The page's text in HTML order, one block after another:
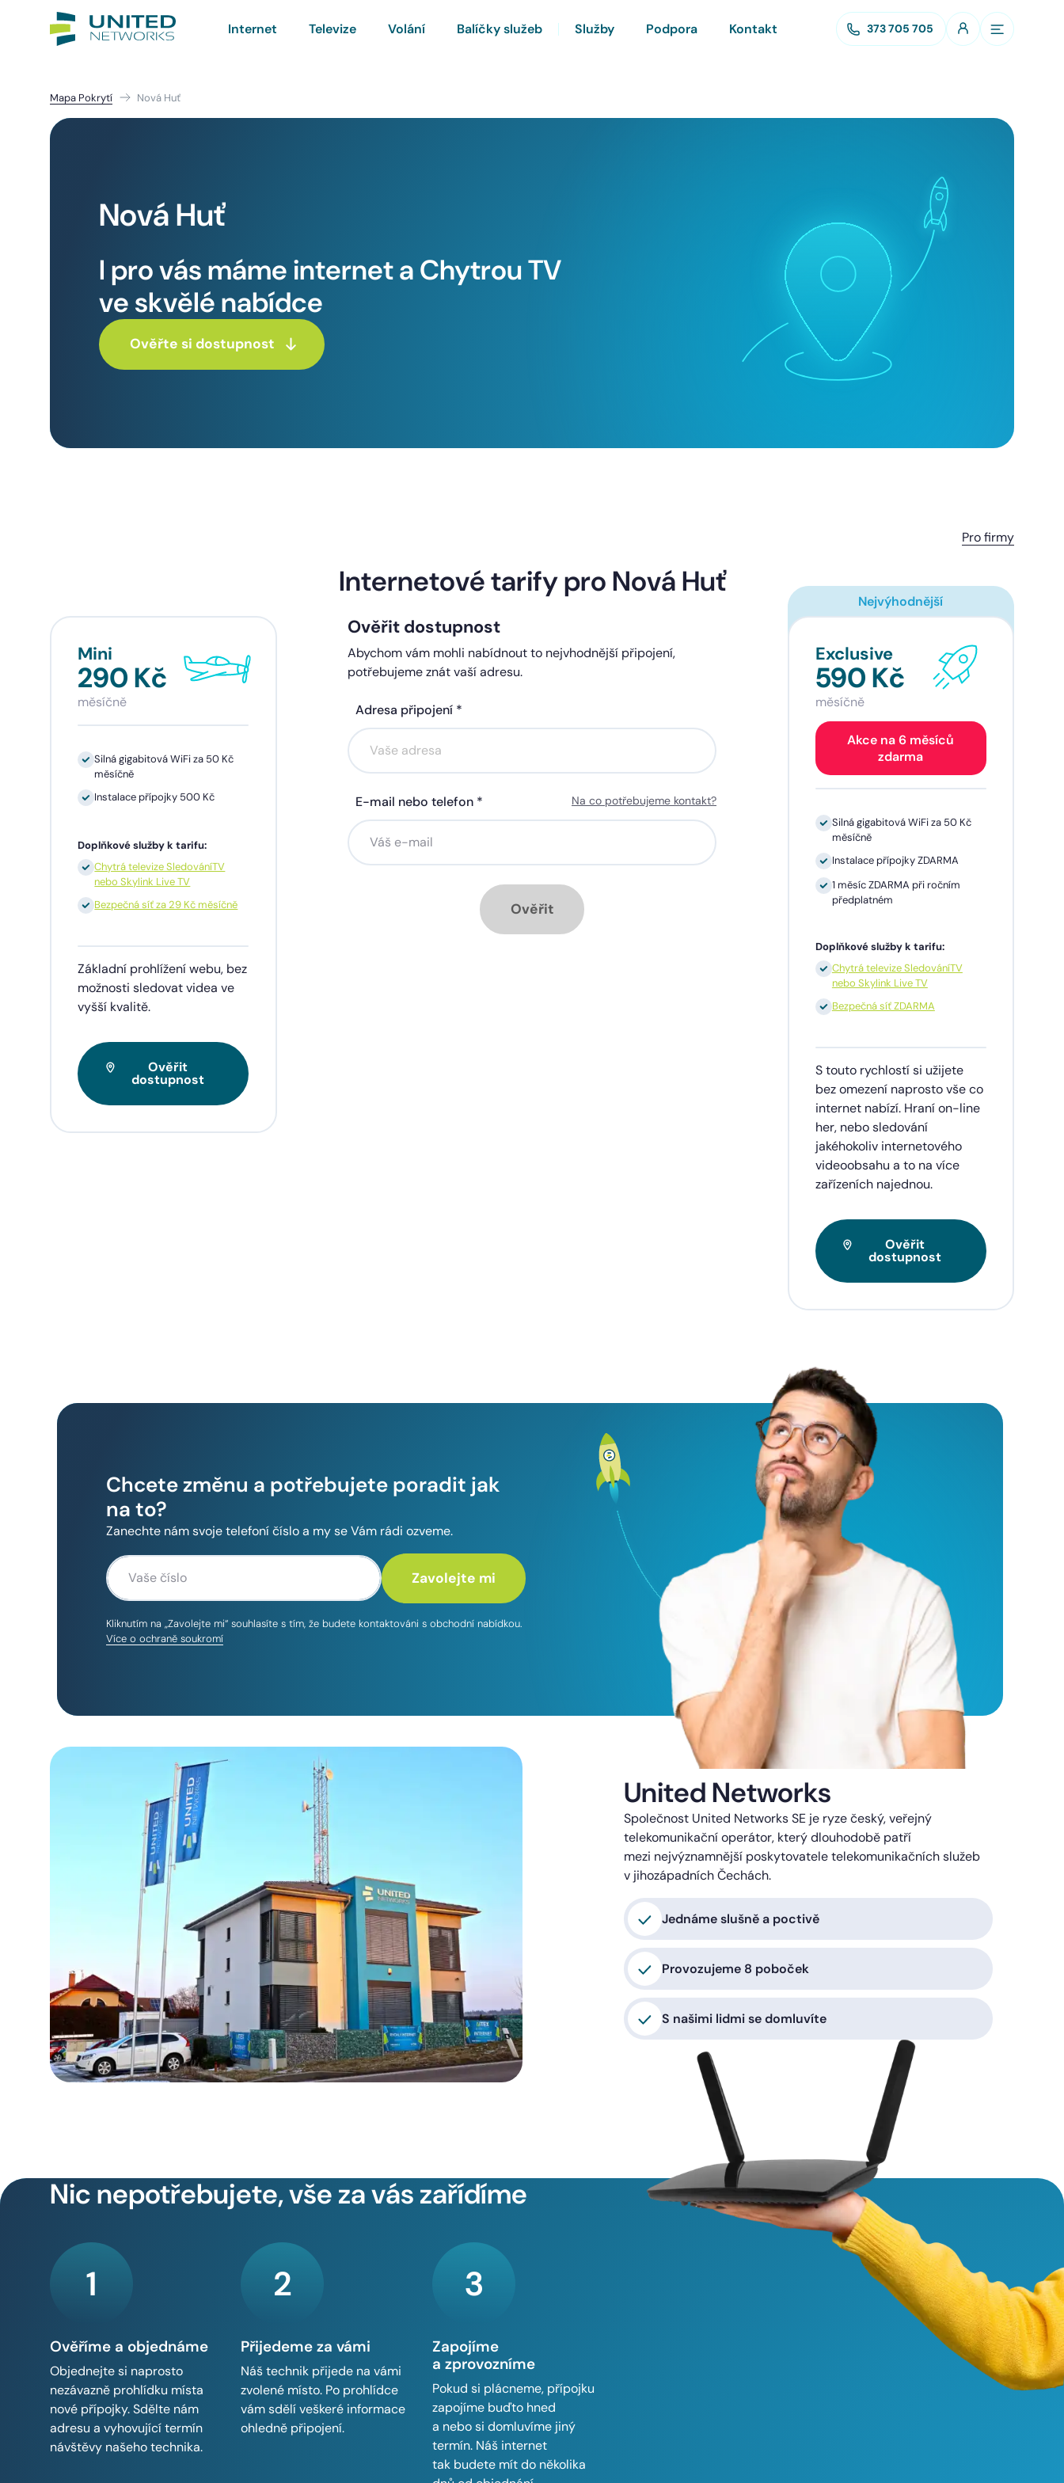
Internet Televize Volání Balíčky služeb Služby Podpora Kontakt 373 705 705
Mapa Pokrytí Nová Huť
Nová Huť
I pro vás máme internet a Chytrou TV
ve skvělé nabídce
Ověřte si dostupnost
Pro firmy
Mini
290 Kč
měsíčně
Silná gigabitová WiFi za 50 Kč
měsíčně
Instalace přípojky 500 Kč
Doplňkové služby k tarifu:
Chytrá televize SledováníTV
nebo Skylink Live TV
Bezpečná síť za 29 Kč měsíčně
Základní prohlížení webu, bez
možnosti sledovat videa ve
vyšší kvalitě.
Ověřit
dostupnost
Standard
390 Kč
měsíčně
Akce na 6 měsíců
zdarma
Silná gigabitová WiFi za 50 Kč
měsíčně
Instalace přípojky ZDARMA
Comfort
Akce na 6 měsíců
Silná gigabitová WiFi za 50 Kč
Instalace přípojky ZDARMA
Nejvýhodnější
Exclusive
590 Kč
měsíčně
Akce na 6 měsíců
zdarma
Silná gigabitová WiFi za 50 Kč
měsíčně
Instalace přípojky ZDARMA
1 měsíc ZDARMA při ročním
předplatném
Doplňkové služby k tarifu:
Chytrá televize SledováníTV
nebo Skylink Live TV
Bezpečná síť ZDARMA
S touto rychlostí si užijete
bez omezení naprosto vše co
internet nabízí. Hraní on-line
her, nebo sledování
jakéhokoliv internetového
videoobsahu a to na více
zařízeních najednou.
Ověřit
dostupnost
Internetové tarify pro Nová Huť
Ověřit dostupnost
Abychom vám mohli nabídnout to nejvhodnější připojení,
potřebujeme znát vaší adresu.
Adresa připojení *
E-mail nebo telefon * Na co potřebujeme kontakt?
Ověřit
Chcete změnu a potřebujete poradit jak
na to?
Zanechte nám svoje telefoní číslo a my se Vám rádi ozveme.
Kliknutím na „Zavolejte mi“ souhlasíte s tím, že budete kontaktováni s obchodní nabídkou.
Více o ochraně soukromí
United Networks
Společnost United Networks SE je ryze český, veřejný
telekomunikační operátor, který dlouhodobě patří
mezi nejvýznamnější poskytovatele telekomunikačních služeb
v jihozápadních Čechách.
Jednáme slušně a poctivě
Provozujeme 8 poboček
S našimi lidmi se domluvíte
Nic nepotřebujete, vše za vás zařídíme
1
Ověříme a objednáme
Objednejte si naprosto
nezávazně prohlídku místa
nové přípojky. Sdělte nám
adresu a vyhovující termín
návštěvy našeho technika.
2
Přijedeme za vámi
Náš technik přijede na vámi
zvolené místo. Po prohlídce
vám sdělí veškeré informace
ohledně připojení.
3
Zapojíme
a zprovozníme
Pokud si plácneme, přípojku
zapojíme buďto hned
a nebo si domluvíme jiný
termín. Náš internet
tak budete mít do několika